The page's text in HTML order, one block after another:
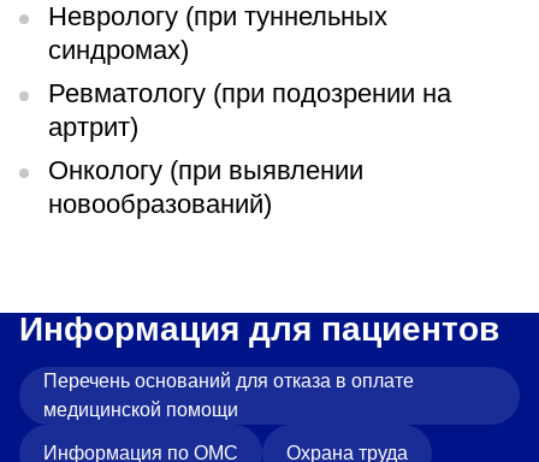
Неврологу (при туннельных
синдромах)
Ревматологу (при подозрении на
артрит)
Онкологу (при выявлении
новообразований)
Информация для пациентов
Перечень оснований для отказа в оплате
медицинской помощи
Информация по ОМС Охрана труда